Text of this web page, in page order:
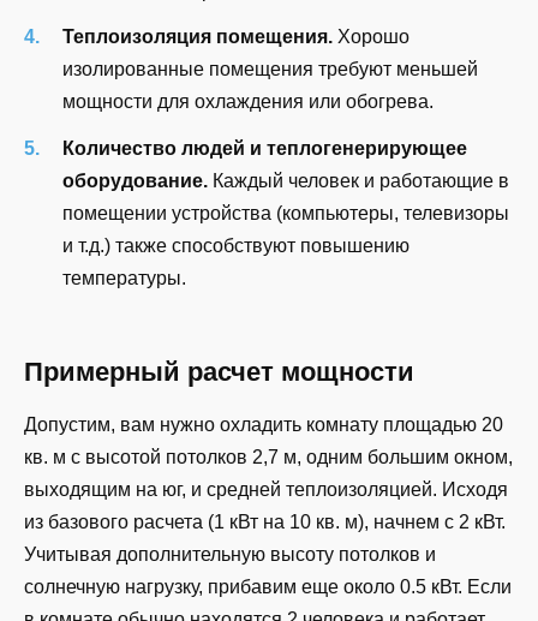
Теплоизоляция помещения. Хорошо
изолированные помещения требуют меньшей
мощности для охлаждения или обогрева.
Количество людей и теплогенерирующее
оборудование. Каждый человек и работающие в
помещении устройства (компьютеры, телевизоры
и т.д.) также способствуют повышению
температуры.
Примерный расчет мощности
Допустим, вам нужно охладить комнату площадью 20
кв. м с высотой потолков 2,7 м, одним большим окном,
выходящим на юг, и средней теплоизоляцией. Исходя
из базового расчета (1 кВт на 10 кв. м), начнем с 2 кВт.
Учитывая дополнительную высоту потолков и
солнечную нагрузку, прибавим еще около 0.5 кВт. Если